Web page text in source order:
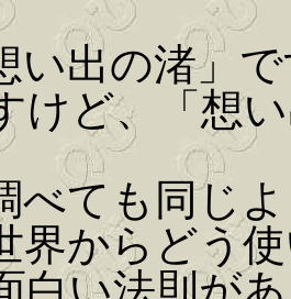
い出の渚」
けど、「想
べても同じ
界からどう